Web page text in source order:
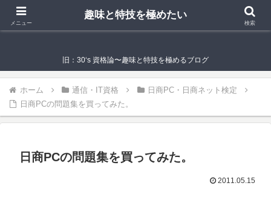
趣味と特技を極めたい
旧：30‘s 資格論〜趣味と特技を極めるブログ
ホーム 通信・IT資格
日商PC・日商ネット検定
日商PCの問題集を買ってみた。
日商PCの問題集を買ってみた。
2011.05.15
メニュー
趣味と特技を極めたい
検索